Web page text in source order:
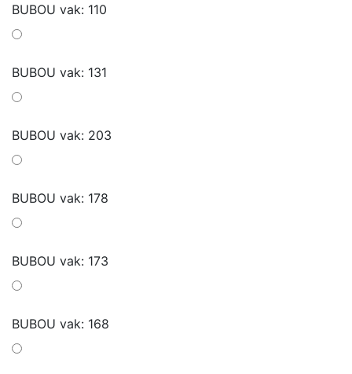
BUBOU vak: 110
BUBOU vak: 131
BUBOU vak: 203
BUBOU vak: 178
BUBOU vak: 173
BUBOU vak: 168